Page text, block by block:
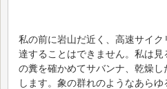
私の前に岩山だ近く、高速サイ
達することはできません。私は
の糞を確かめてサバンナ、乾燥
します。象の群れのようなあら